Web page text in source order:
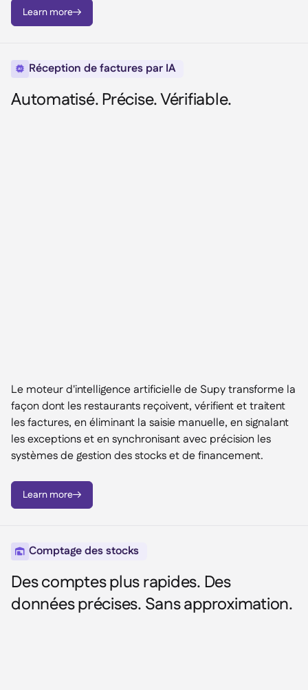
Learn more
 Réception de factures par IA
Automatisé. Précise. Vérifiable.
Le moteur d'intelligence artificielle de Supy transforme la
façon dont les restaurants reçoivent, vérifient et traitent
les factures, en éliminant la saisie manuelle, en signalant
les exceptions et en synchronisant avec précision les
systèmes de gestion des stocks et de financement.
Learn more
 Comptage des stocks
Des comptes plus rapides. Des
données précises. Sans approximation.